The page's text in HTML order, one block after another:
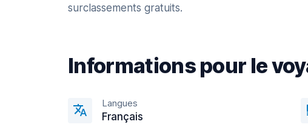
surclassements gratuits.
Informations pour le
Langues
Français